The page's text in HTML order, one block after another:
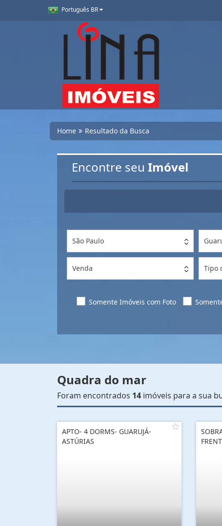
Português BR
Home Resultado da Busca
Encontre seu Imóvel
São Paulo
Venda Tipo
Somente Imóveis com Foto
Quadra do mar
Foram encontrados 14 imóveis para a sua
APTO- 4 DORMS- GUARUJÁ-
ASTÚRIAS